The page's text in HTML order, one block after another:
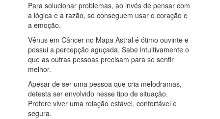
Para solucionar problemas, ao invés de pensar com
a lógica e a razão, só conseguem usar o coração e
a emoção.
Vênus em Câncer no Mapa Astral é ótimo ouvinte e
possui a percepção aguçada. Sabe intuitivamente o
que as outras pessoas precisam para se sentir
melhor.
Apesar de ser uma pessoa que cria melodramas,
detesta ser envolvido nesse tipo de situação.
Prefere viver uma relação estável, confortável e
segura.